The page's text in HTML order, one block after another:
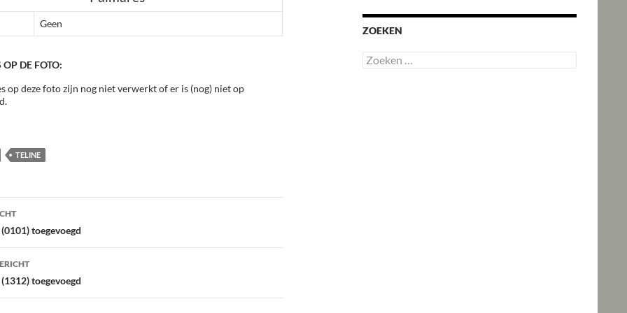
Geen
OP DE FOTO:
op deze foto zijn nog niet verwerkt of er is (nog) niet op
TELINE
toegevoegd
toegevoegd
ZOEKEN
Zoeken
naar: